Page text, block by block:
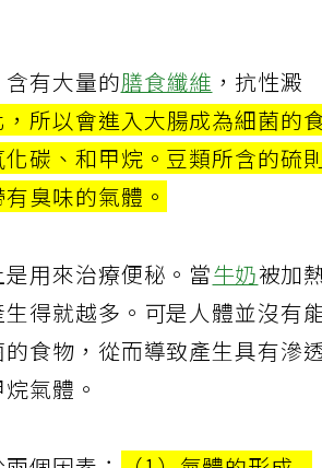
含有大量的膳食纖維，抗性澱
所以會進入大腸成為細菌的
碳、和甲烷。豆類所含的硫
臭味的氣體。
用來治療便秘。當牛奶被加
得就越多。可是人體並沒有
食物，從而導致產生具有滲
氣體。